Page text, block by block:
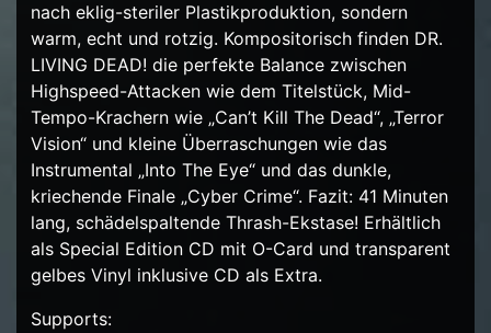
nach eklig-steriler Plastikproduktion, sondern
warm, echt und rotzig. Kompositorisch finden DR.
LIVING DEAD! die perfekte Balance zwischen
Highspeed-Attacken wie dem Titelstück, Mid-
Tempo-Krachern wie „Can’t Kill The Dead“, „Terror
Vision“ und kleine Überraschungen wie das
Instrumental „Into The Eye“ und das dunkle,
kriechende Finale „Cyber Crime“. Fazit: 41 Minuten
lang, schädelspaltende Thrash-Ekstase! Erhältlich
als Special Edition CD mit O-Card und transparent
gelbes Vinyl inklusive CD als Extra.
Supports: